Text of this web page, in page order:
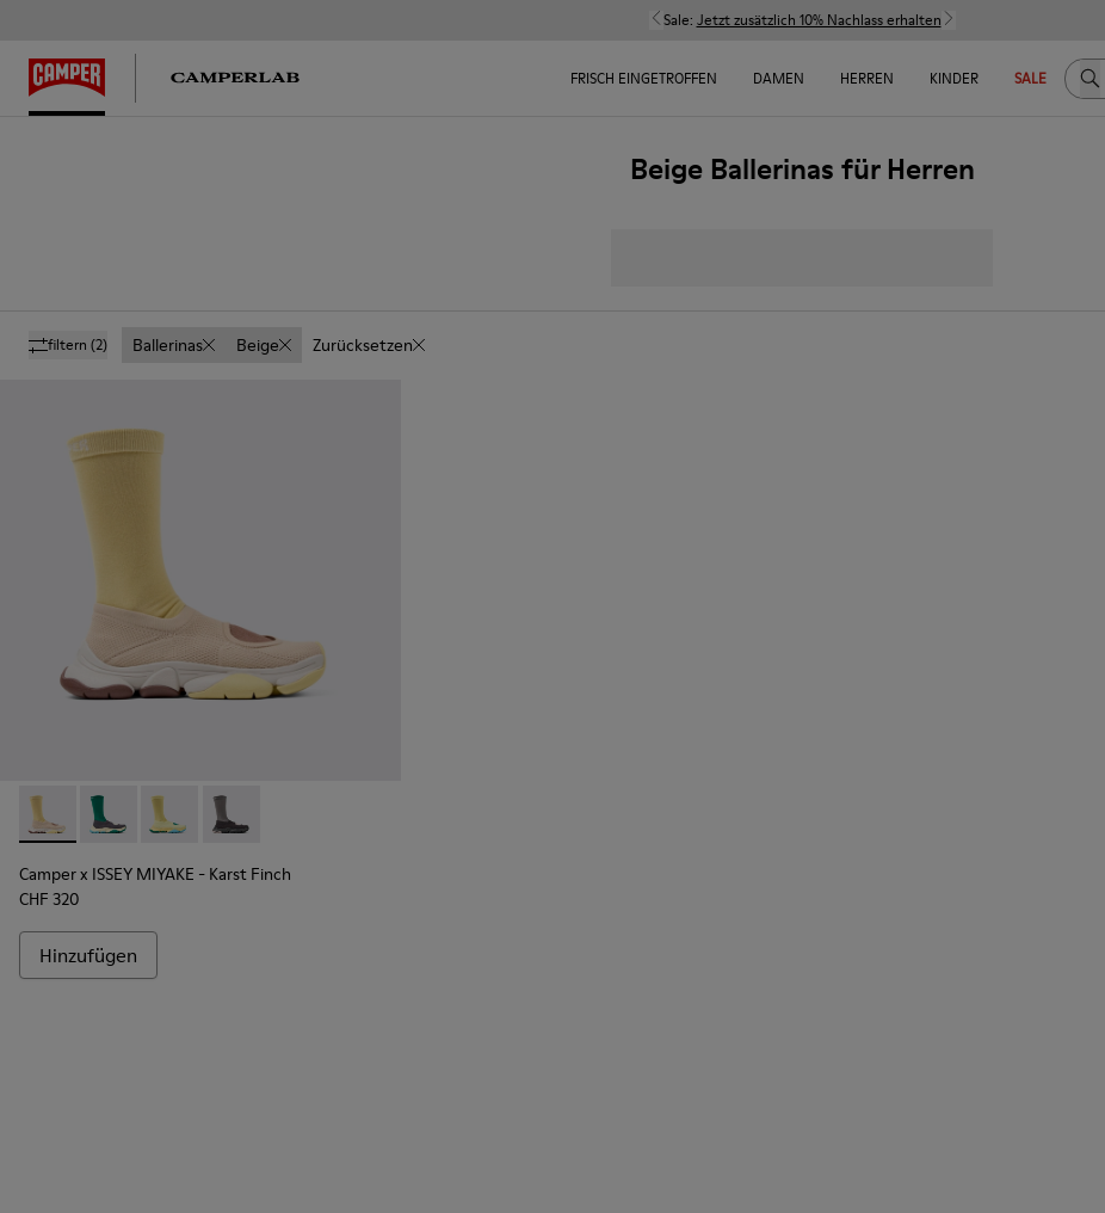
Sale: Jetzt zusätzlich 10% Nachlass erhalten
FRISCH EINGETROFFEN DAMEN HERREN KINDER SALE
Beige Ballerinas für Herren
filtern (2) Ballerinas Beige Zurücksetzen
Camper x ISSEY MIYAKE - Karst Finch - K101115-005 - Beige Sneaker aus recyceltem PET und technischen Materialien für Herren.
Camper x ISSEY MIYAKE - Karst Finch - K101115-004
Camper x ISSEY MIYAKE - Karst Finch - K101115-003
Camper x ISSEY MIYAKE - Karst Finch - K101115-001
Camper x ISSEY MIYAKE - Karst Finch
CHF 320
Hinzufügen